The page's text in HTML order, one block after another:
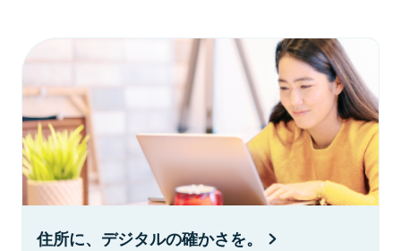
住所に、デジタルの確かさを。